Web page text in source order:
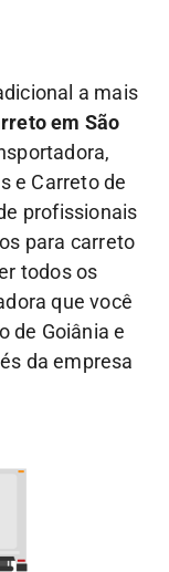
a mais
em São
e Carreto de
profissionais
para carreto
todos os
que você
de Goiânia e
da empresa